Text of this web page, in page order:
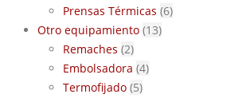
Prensas Térmicas (6)
Otro equipamiento (13)
Remaches (2)
Embolsadora (4)
Termofijado (5)